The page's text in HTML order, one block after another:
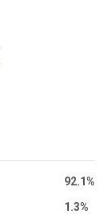
92.1%
1.3%